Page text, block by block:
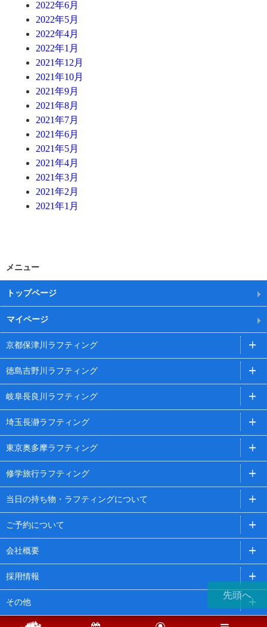
2022年6月
2022年5月
2022年4月
2022年1月
2021年12月
2021年10月
2021年9月
2021年8月
2021年7月
2021年6月
2021年5月
2021年4月
2021年3月
2021年2月
2021年1月
先頭へ
メニュー
トップページ
マイページ
京都保津川ラフティング
徳島吉野川ラフティング
岐阜長良川ラフティング
埼玉長瀞ラフティング
東京奥多摩ラフティング
修学旅行ラフティング
当日の持ち物・ラフティングについて
ご予約について
会社概要
採用情報
その他